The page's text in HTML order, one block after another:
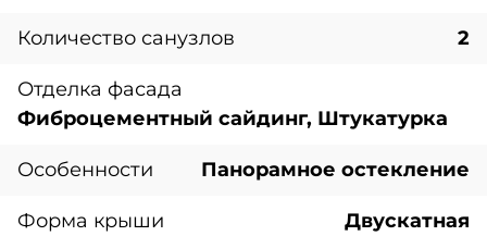
Количество санузлов 2
Отделка фасада
Фиброцементный сайдинг, Штукатурка
Особенности Панорамное остекление
Форма крыши Двускатная